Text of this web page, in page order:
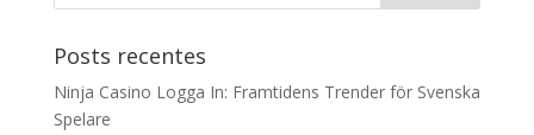
Posts recentes
Ninja Casino Logga In: Framtidens Trender för Svenska
Spelare